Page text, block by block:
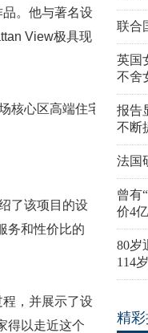
。他与著名设
View极具现
了该项目的设
务和性价比的
，并展示了设
得以走近这个
联合
英国
不舍
报告
不断
法国
曾有
价4亿
80岁
114
精